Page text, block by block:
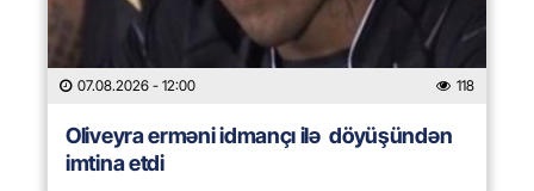
07.08.2026 - 12:00 118
Oliveyra erməni idmançı ilə döyüşündən
imtina etdi